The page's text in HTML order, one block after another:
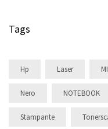
Tags
Hp Laser
Nero NOTEBOOK
Stampante